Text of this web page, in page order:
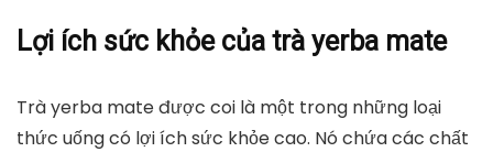
Lợi ích sức khỏe của trà yerba mate
Trà yerba mateđược coi là một trong những loại
thức uống có lợi ích sức khỏe cao. Nó chứa các chất